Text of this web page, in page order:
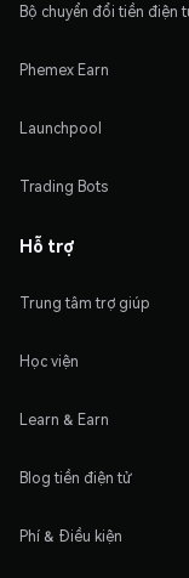
Bộ chuyển đổi tiền điện
Phemex Earn
Launchpool
Trading Bots
Hỗ trợ
Trung tâm trợ giúp
Học viện
Learn & Earn
Blog tiền điện tử
Phí & Điều kiện